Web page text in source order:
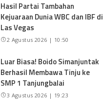
Hasil Partai Tambahan
Kejuaraan Dunia WBC dan IBF di
Las Vegas
2 Agustus 2026 | 10:50
Luar Biasa! Boido Simanjuntak
Berhasil Membawa Tinju ke
SMP 1 Tanjungbalai
3 Agustus 2026 | 19:23